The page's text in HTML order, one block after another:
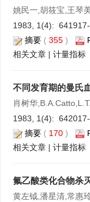
姚民一,胡筱宝,王琴
1983, 1(4):
摘要 ( 355 )
相关文章 | 计量指标
不同发育期的曼氏
肖树华
1983, 1(4):
摘要 ( 170 )
相关文章 | 计量指标
氟乙酸类化合物杀
黄左钺,潘星清,常惠